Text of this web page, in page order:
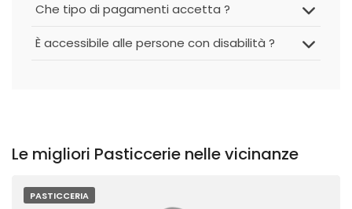
Che tipo di pagamenti accetta ?
È accessibile alle persone con disabilità ?
Le migliori Pasticcerie nelle vicinanze
PASTICCERIA